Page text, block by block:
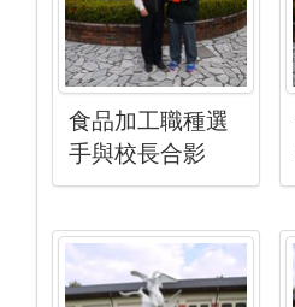
食品加工職種選
手與校長合影